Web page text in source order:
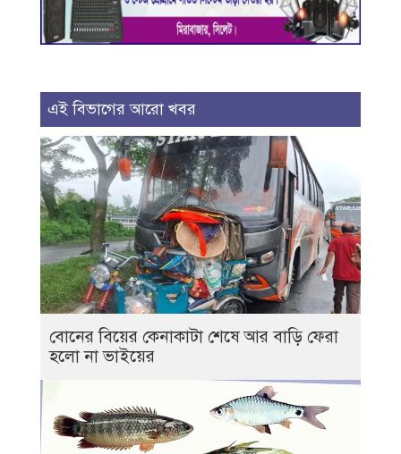
এই বিভাগের আরো খবর
বোনের বিয়ের কেনাকাটা শেষে আর বাড়ি ফেরা
হলো না ভাইয়ের